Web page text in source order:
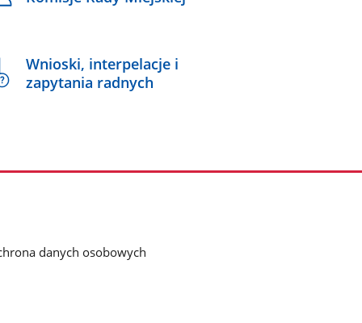
Wnioski, interpelacje i
zapytania radnych
danych osobowych